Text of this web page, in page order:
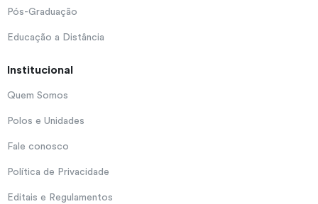
Pós-Graduação
Educação a Distância
Institucional
Quem Somos
Polos e Unidades
Fale conosco
Política de Privacidade
Editais e Regulamentos